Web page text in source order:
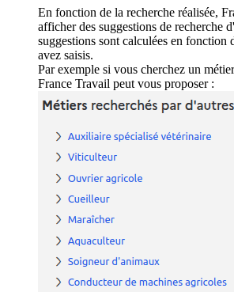
En fonction de la recherche réalisée,
afficher des suggestions de recherche
suggestions sont calculées en fonction
avez saisis.
Par exemple si vous cherchez un
France Travail peut vous proposer :